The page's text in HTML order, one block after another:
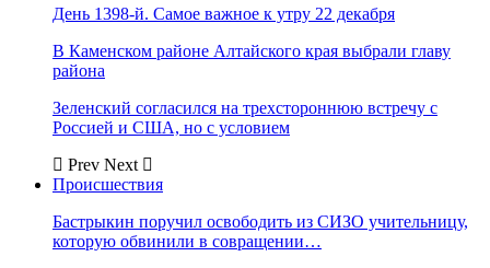
День 1398-й. Самое важное к утру 22 декабря
В Каменском районе Алтайского края выбрали главу
района
Зеленский согласился на трехстороннюю встречу с
Россией и США, но с условием
Prev Next
Происшествия
Бастрыкин поручил освободить из СИЗО учительницу,
которую обвинили в совращении…